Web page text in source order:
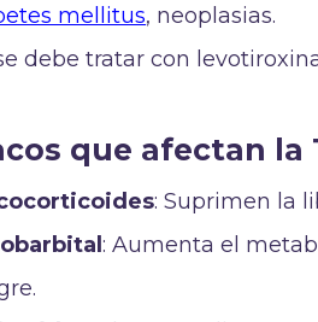
mellitus, neoplasias.
debe tratar con
que afectan
: Suprimen la
: Aumenta el